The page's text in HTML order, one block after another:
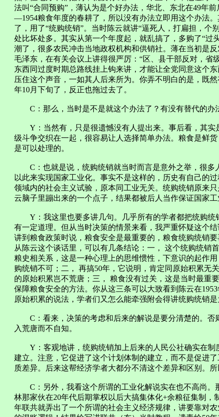
法叫“合同预购”，薄认为是个好办法，华北、东北在49年
—1954粮食年度的春耕了，所以没有办法立即用这个办法
了，用了“统购统销”。当时陈云就讲“逼死人，打扁担，个
处比坏处多。其实从第一个年度起，就乱搞了，多购了“过
潮了，很多农民冲击当地政权机构和供销社。薄在当初是
毛泽东，在有关会议上讲得很严厉：“区、县干部反对，省
东西同过度时期总路线挂上钩来讲，才能让全党同意这个
压住这个声音，一如其人后来所为。你弄不明白的是，既
年10月下旬了，反正也拖过去了。
C：那么，当时是不是就这个办法了？有没有替代的办
Y：当然有，只是很遗憾没有人提出来。事后看，其实
级斗争交织在一起，很容易让人选择简单办法。粮食是鲜
是可以处理的。
C：也就是说，统购统销就当时而言是意外之举，很多
以此来实现国家工业化。事实不是这样的，历史有自己的
领域内的社会主义试验，原本同工业无关。统购统销原来
云脑子里蹦出来的一个点子，结果都被后人当作保证国家
Y：我这里也要多讲几句。几乎所有的学者都把统购统
有一定道理。但从当时决策的情景来看，我严重怀疑这个
讲到粮食政策时说，粮食安全是最重要的，粮食统购统销
从陈云这个谈话里，可以有几条结论：一， 这个统购统销
粮史相关系，这是一种心理上的思维惯性，下意识的起作
购统销不可；二， 再搞50年，它说明，肯定同原始积累无
的原始积累岂不荒唐；三， 粮食没有过关，这是当时最重
保障粮食安全的方法。你从这三条可以大致看到陈云在
原始积累的说法，学者们又怎么能牵强附会得讲统购统销
C：看来，决策的考虑和后来的解说是要分清楚的。否
入荒唐而不自知。
Y：客观地讲，统购统销加上后来的人民公社确实在制
建立。注意，它促进了这个计划体制的建立，而不是促进
质差异。后来这帮经济学者大都分不清这个差异和区别。
C：另外，我看这个所谓的工业化解说实在也不高尚。
林那家伙在20年代后期掌权以后大搞集体化+余粮征集制
年联共就弄出了一个所谓的社会主义经济规律，讲要靠对